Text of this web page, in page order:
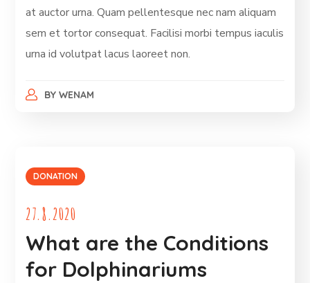
at auctor urna. Quam pellentesque nec nam aliquam
sem et tortor consequat. Facilisi morbi tempus iaculis
urna id volutpat lacus laoreet non.
BY WENAM
DONATION
27.8.2020
What are the Conditions
for Dolphinariums